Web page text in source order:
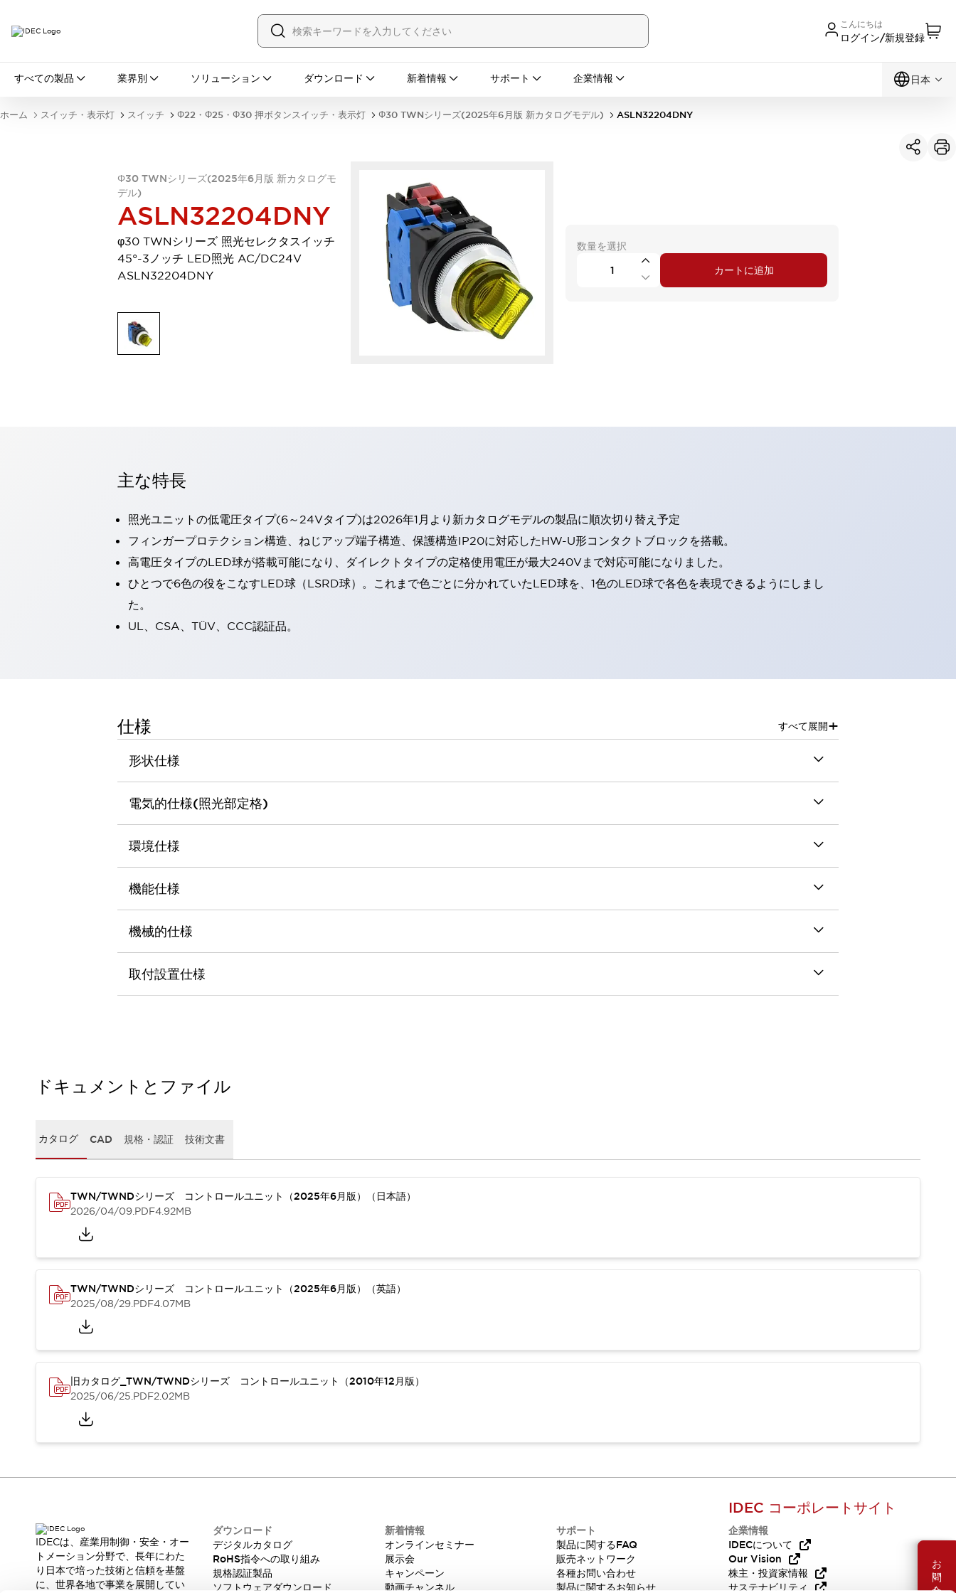
こんにちは
ログイン/新規登録
すべての製品 業界別 ソリューション ダウンロード 新着情報 サポート 企業情報 日本
すべての製品
スイッチ・表示灯
一覧を表示する
インダストリアルコンポーネンツ
電源機器
LED照明
プログラマブル表示器
一覧を表示する
イオナイザ
モビリティソリューション
人とAGVとの突発的な接触への対策
この表示器がAGVに向く理由 移動式ロボットの安全対策
ロボットに潜むリスクを徹底検証安全柵内の人的被害を削減
大型表示灯の統一で工数削減小型装置の安全対策
水素ステーションに信頼のおける防爆対策を
リチウムイオン電池製造における金属（主に銅）混入対策
装置のコンパクト化につながる回路設計
工作機械のコスト削減のコツ
工作機械に小型化の可能性を見出す
デザイン視点で工作機械の付加価値をアップ
機器の故障につながる「瞬停」を防ぐ
フラット照明で綺麗な加工面を確認
イネーブル装置で安全性を強化一覧を表示する
人とロボットの協働作業を一層安全で効率的に
協働ロボットのポテンシャルを発揮する安全対策
半導体製造装置の設計自由度を高める方法
ダウンタイムを長引かせるスイッチ交換を瞬時に
一覧を表示する
ソリューション
IDECの協調安全/Safety2.0
安全に関する法令・規格
基礎からわかる安全機器講座
安全セミナー/安全コンサルティング
SISTEMAとは一覧を表示する
IIoT対応デバイスRFID認証
重量物搬送アシスト
COLLABORATIVE ROBOTS
SWD搭載 AMR開発キット
防爆ソリューション
「防爆受注製品」のご提案
防爆関連の法律・政令・省令
防爆安全セミナー
アプリケーション・事例
ダウンロード
デジタルカタログRoHS指令への取り組み
規格認証製品
ソフトウェアダウンロード
Automation Organizer
お問い合わせ
ホーム スイッチ・表示灯 スイッチ Φ22・Φ25・Φ30 押ボタンスイッチ・表示灯 Φ30 TWNシリーズ(2025年6月版 新カタログモデル) ASLN32204DNY
Φ30 TWNシリーズ(2025年6月版 新カタログモ
デル)
ASLN32204DNY
φ30 TWNシリーズ 照光セレクタスイッチ
45°-3ノッチ LED照光 AC/DC24V
ASLN32204DNY
数量を選択
カートに追加
主な特長
照光ユニットの低電圧タイプ(6～24Vタイプ)は2026年1月より新カタログモデルの製品に順次切り替え予定
フィンガープロテクション構造、ねじアップ端子構造、保護構造IP20に対応したHW-U形コンタクトブロックを搭載。
高電圧タイプのLED球が搭載可能になり、ダイレクトタイプの定格使用電圧が最大240Vまで対応可能になりました。
ひとつで6色の役をこなすLED球（LSRD球）。これまで色ごとに分かれていたLED球を、1色のLED球で各色を表現できるようにしまし
た。
UL、CSA、TÜV、CCC認証品。
仕様 すべて展開+
形状仕様
電気的仕様(照光部定格)
環境仕様
機能仕様
機械的仕様
取付設置仕様
ドキュメントとファイル
カタログ CAD 規格・認証 技術文書
TWN/TWNDシリーズ コントロールユニット（2025年6月版）（日本語）
2026/04/09.PDF4.92MB
TWN/TWNDシリーズ コントロールユニット（2025年6月版）（英語）
2025/08/29.PDF4.07MB
旧カタログ_TWN/TWNDシリーズ コントロールユニット（2010年12月版）
2025/06/25.PDF2.02MB
IDECは、産業用制御・安全・オー
トメーション分野で、長年にわた
り日本で培った技術と信頼を基盤
に、世界各地で事業を展開してい
ダウンロード
デジタルカタログ
RoHS指令への取り組み
規格認証製品
ソフトウェアダウンロード
新着情報
オンラインセミナー
展示会
キャンペーン
動画チャンネル
サポート
製品に関するFAQ
販売ネットワーク
各種お問い合わせ
製品に関するお知らせ
IDEC コーポレートサイト
企業情報
IDECについて
Our Vision
株主・投資家情報
サステナビリティ